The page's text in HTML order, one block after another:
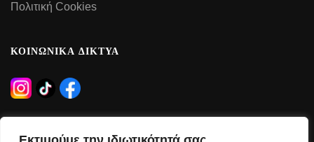
Πολιτική Cookies
ΚΟΙΝΩΝΙΚΑ ΔΙΚΤΥΑ